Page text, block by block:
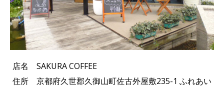
店名 SAKURA COFFEE
住所 京都府久世郡久御山町佐古外屋敷235-1 ふれあい